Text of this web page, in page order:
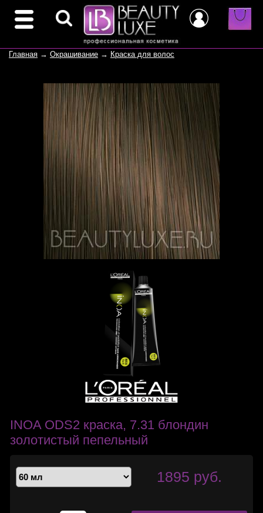
Главная → Окрашивание → Краска для волос
INOA ODS2 краска, 7.31 блондин
золотистый пепельный
1895 руб.